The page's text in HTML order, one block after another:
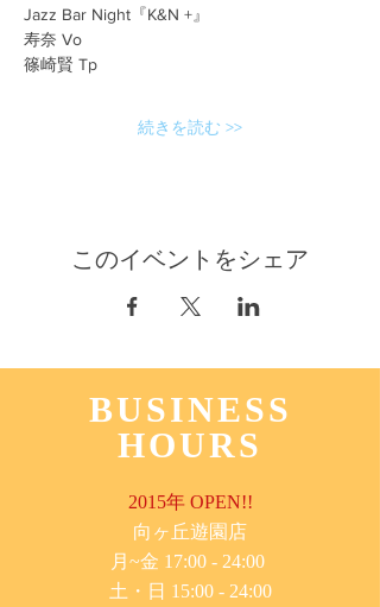
Jazz Bar Night『K&N +』
寿奈 Vo
篠崎賢 Tp
続きを読む >>
このイベントをシェア
BUSINESS
HOURS
2015年 OPEN!!
​向ヶ丘遊園店
月~金 17:00 - 24:00
土・日 15:00 - 24:00